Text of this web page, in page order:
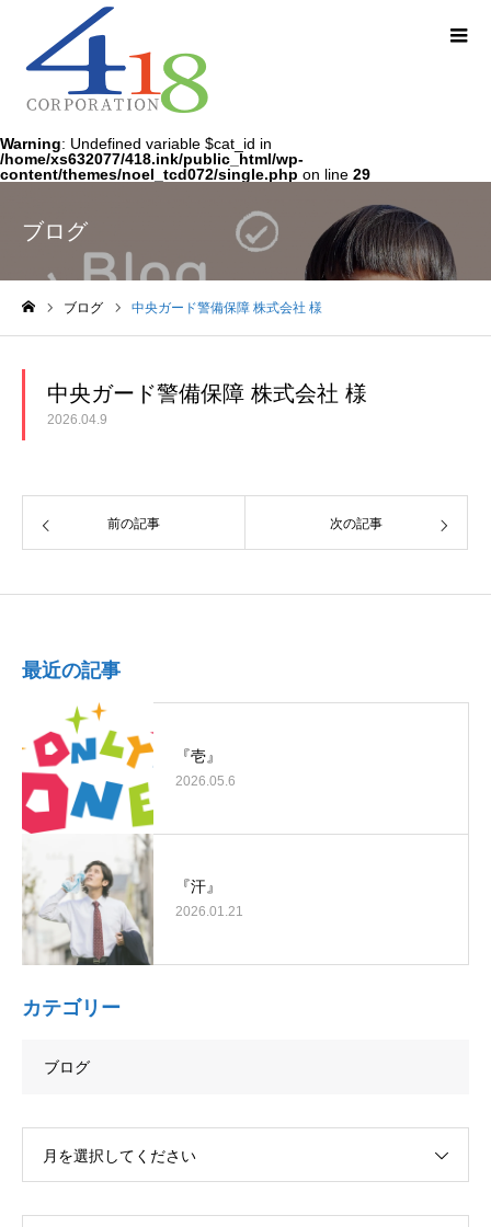
Warning: Undefined variable $cat_id in
/home/xs632077/418.ink/public_html/wp-
content/themes/noel_tcd072/single.php on line 29
ブログ
ブログ 中央ガード警備保障 株式会社 様
中央ガード警備保障 株式会社 様
2026.04.9
前の記事 次の記事
最近の記事
『壱』
2026.05.6
『汗』
2026.01.21
カテゴリー
ブログ
月を選択してください